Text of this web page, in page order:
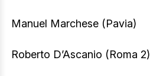
Manuel Marchese (Pavia)
Roberto D’Ascanio (Roma 2)